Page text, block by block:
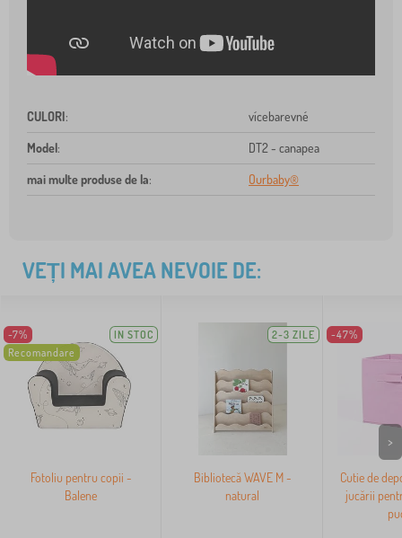
CULORI: vícebarevné
Model: DT2 - canapea
mai multe produse de la: Ourbaby®
VEȚI MAI AVEA NEVOIE DE:
-7%
Recomandare
IN STOC
Fotoliu pentru copii -
Balene
2-3 ZILE
Bibliotecă WAVE M -
natural
-47%
Cutie de
jucării
>